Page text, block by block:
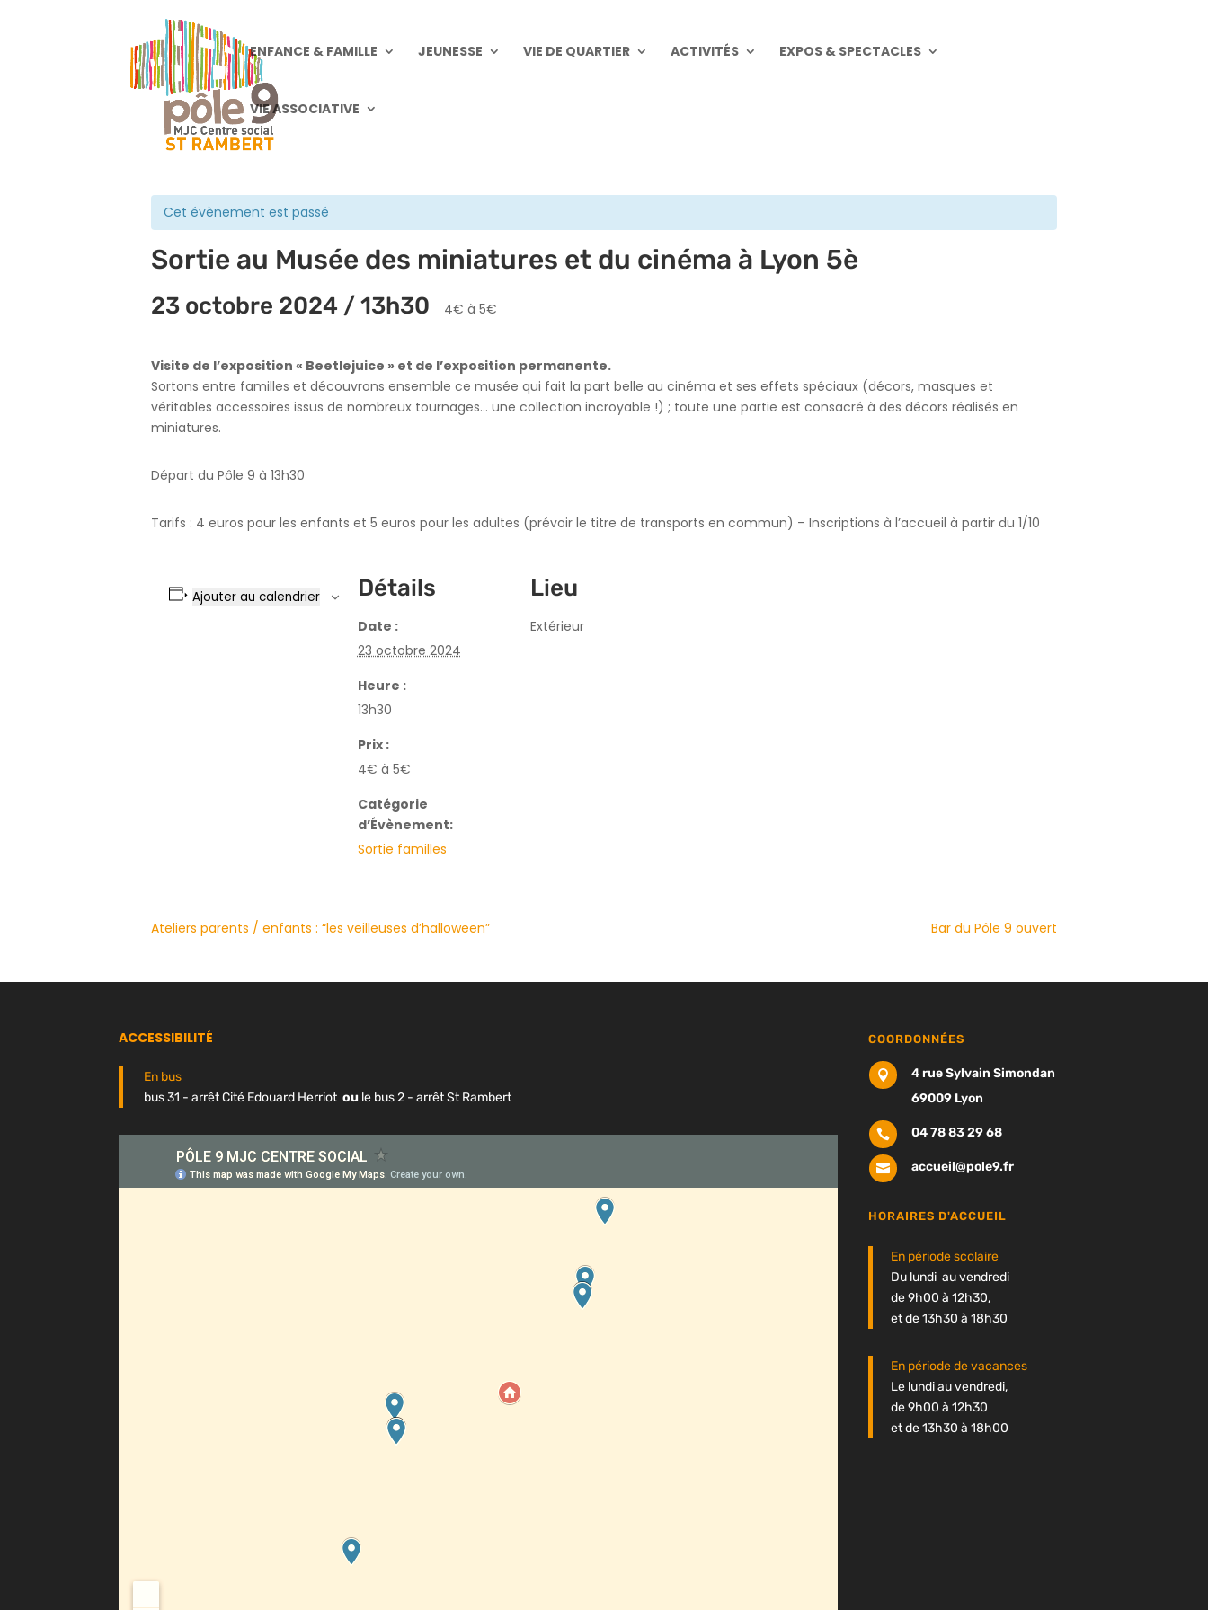
ENFANCE & FAMILLE JEUNESSE VIE DE QUARTIER ACTIVITÉS EXPOS & SPECTACLES
VIE ASSOCIATIVE
« Tous les Évènements
Cet évènement est passé
Sortie au Musée des miniatures et du cinéma à Lyon 5è
23 octobre 2024 / 13h30 4€ à 5€
Visite de l’exposition « Beetlejuice » et de l’exposition permanente.
Sortons entre familles et découvrons ensemble ce musée qui fait la part belle au cinéma et ses effets spéciaux (décors, masques et
véritables accessoires issus de nombreux tournages… une collection incroyable !) ; toute une partie est consacré à des décors réalisés en
miniatures.
Départ du Pôle 9 à 13h30
Tarifs : 4 euros pour les enfants et 5 euros pour les adultes (prévoir le titre de transports en commun) – Inscriptions à l’accueil à partir du 1/10
Ajouter au calendrier Détails
Date :
23 octobre 2024
Heure :
13h30
Prix :
4€ à 5€
Catégorie
d’Évènement:
Sortie familles
Lieu
Extérieur
Ateliers parents / enfants : “les veilleuses d’halloween” Bar du Pôle 9 ouvert
ACCESSIBILITÉ
En bus
bus 31 - arrêt Cité Edouard Herriot ou le bus 2 - arrêt St Rambert
COORDONNÉES

4 rue Sylvain Simondan
69009 Lyon
 04 78 83 29 68
 accueil@pole9.fr
HORAIRES D'ACCUEIL
En période scolaire
Du lundi au vendredi
de 9h00 à 12h30,
et de 13h30 à 18h30
En période de vacances
Le lundi au vendredi,
de 9h00 à 12h30
et de 13h30 à 18h00